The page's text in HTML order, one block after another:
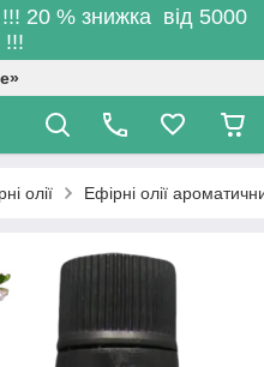
20 % знижка від 5000
!!!
олії Ефірні олії